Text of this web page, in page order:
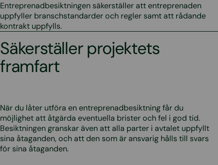
Entreprenadbesiktningen säkerställer att entreprenaden
uppfyller branschstandarder och regler samt att rådande
kontrakt uppfylls.
Säkerställer projektets
framfart
När du låter utföra en entreprenadbesiktning får du
möjlighet att åtgärda eventuella brister och fel i god tid.
Besiktningen granskar även att alla parter i avtalet uppfyllt
sina åtaganden, och att den som är ansvarig hålls till svars
för sina åtaganden.